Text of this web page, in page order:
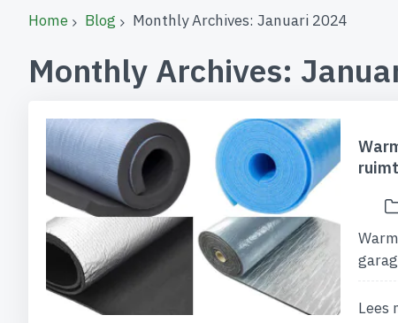
Home Blog Monthly Archives: Januari 2024
Monthly Archives:
Lees